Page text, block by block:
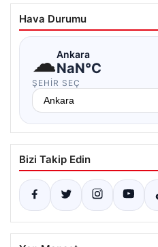
Hava Durumu
☁Ankara
NaN°C
ŞEHIR SEÇ
Bizi Takip Edin